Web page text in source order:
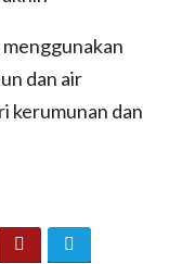
dan air
kerumunan dan